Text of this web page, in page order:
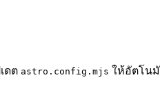
ดต astro.config.mjs ให้อัตโน